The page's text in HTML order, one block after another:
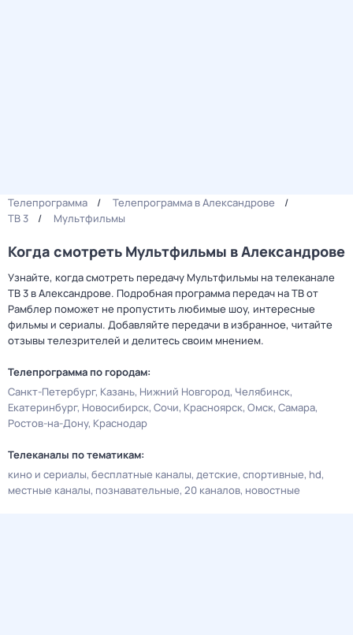
Телепрограмма
Телепрограмма в Александрове
ТВ 3
Мультфильмы
Когда смотреть Мультфильмы в Александрове
Узнайте, когда смотреть передачу Мультфильмы на телеканале
ТВ 3 в Александрове. Подробная программа передач на ТВ от
Рамблер поможет не пропустить любимые шоу, интересные
фильмы и сериалы. Добавляйте передачи в избранное, читайте
отзывы телезрителей и делитесь своим мнением.
Телепрограмма по городам:
Санкт-Петербург Казань Нижний Новгород Челябинск
Екатеринбург Новосибирск Сочи Красноярск Омск Самара
Ростов-на-Дону Краснодар
Телеканалы по тематикам:
кино и сериалы бесплатные каналы детские спортивные hd
местные каналы познавательные 20 каналов новостные